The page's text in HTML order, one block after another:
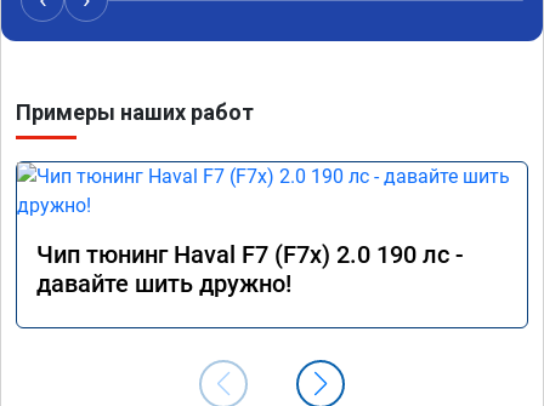
Примеры наших работ
Чип тюнинг Haval F7 (F7x) 2.0 190 лс -
давайте шить дружно!